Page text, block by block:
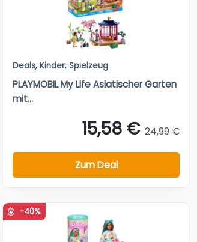
Deals, Kinder, Spielzeug
PLAYMOBIL My Life Asiatischer Garten
mit...
15,58 € 24,99 €
Zum Deal
-40%